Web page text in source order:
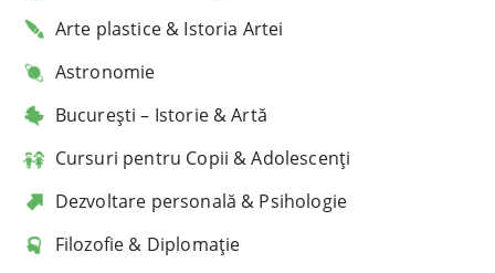
Arte plastice & Istoria Artei
Astronomie
București – Istorie & Artă
Cursuri pentru Copii & Adolescenți
Dezvoltare personală & Psihologie
Filozofie & Diplomație